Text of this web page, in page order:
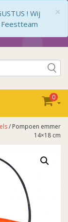
×
! Wij
0
/ Pompoen emmer
14×18 cm